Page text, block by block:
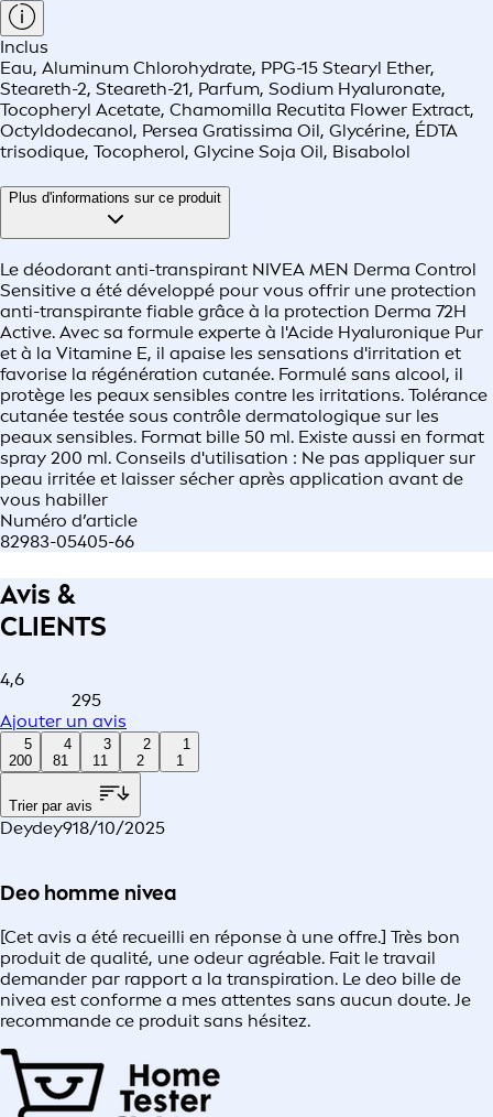
Inclus
Eau, Aluminum Chlorohydrate, PPG-15 Stearyl Ether,
Steareth-2, Steareth-21, Parfum, Sodium Hyaluronate,
Tocopheryl Acetate, Chamomilla Recutita Flower Extract,
Octyldodecanol, Persea Gratissima Oil, Glycérine, ÉDTA
trisodique, Tocopherol, Glycine Soja Oil, Bisabolol
Plus d'informations sur ce produit
Le déodorant anti-transpirant NIVEA MEN Derma Control
Sensitive a été développé pour vous offrir une protection
anti-transpirante fiable grâce à la protection Derma 72H
Active. Avec sa formule experte à l'Acide Hyaluronique Pur
et à la Vitamine E, il apaise les sensations d'irritation et
favorise la régénération cutanée. Formulé sans alcool, il
protège les peaux sensibles contre les irritations. Tolérance
cutanée testée sous contrôle dermatologique sur les
peaux sensibles. Format bille 50 ml. Existe aussi en format
spray 200 ml. Conseils d'utilisation : Ne pas appliquer sur
peau irritée et laisser sécher après application avant de
vous habiller
Numéro d’article
82983-05405-66
Avis &
CLIENTS
4,6
295
Ajouter un avis
5
200
4
81
3
11
2
2
1
1
Trier par avis
Deydey918/10/2025
Deo homme nivea
[Cet avis a été recueilli en réponse à une offre.] Très bon
produit de qualité, une odeur agréable. Fait le travail
demander par rapport a la transpiration. Le deo bille de
nivea est conforme a mes attentes sans aucun doute. Je
recommande ce produit sans hésitez.